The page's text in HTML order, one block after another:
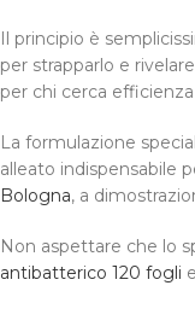
Il principio è
per strapparlo e
per chi cerca
La formulazione
alleato indispensabile
Bologna, a
Non aspettare che lo
antibatterico 120 fogli